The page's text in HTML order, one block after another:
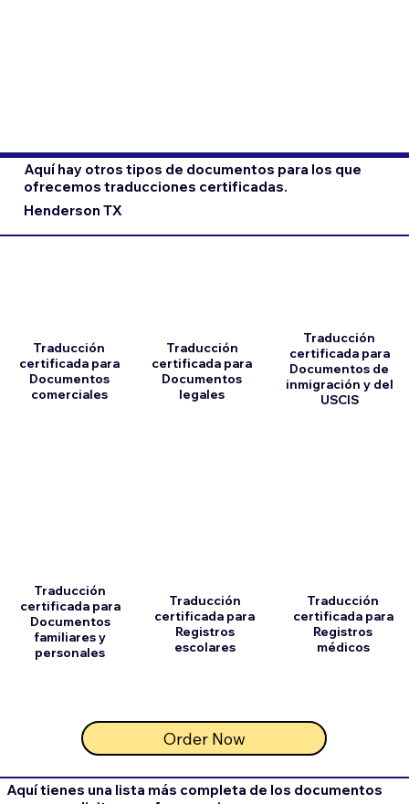
Aquí hay otros tipos de documentos para los que
ofrecemos traducciones certificadas.
Henderson TX
Traducción
certificada para
Documentos
comerciales
Traducción
certificada para
Documentos
familiares y
personales
Traducción
certificada para
Documentos
legales
Traducción
certificada para
Registros
escolares
Order Now
Traducción
certificada para
Documentos de
inmigración y del
USCIS
Traducción
certificada para
Registros
médicos
Aquí tienes una lista más completa de los documentos